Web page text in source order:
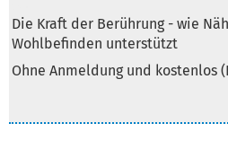
Die Kraft der Berührung - wie
Wohlbefinden unterstützt
Ohne Anmeldung und kostenlos